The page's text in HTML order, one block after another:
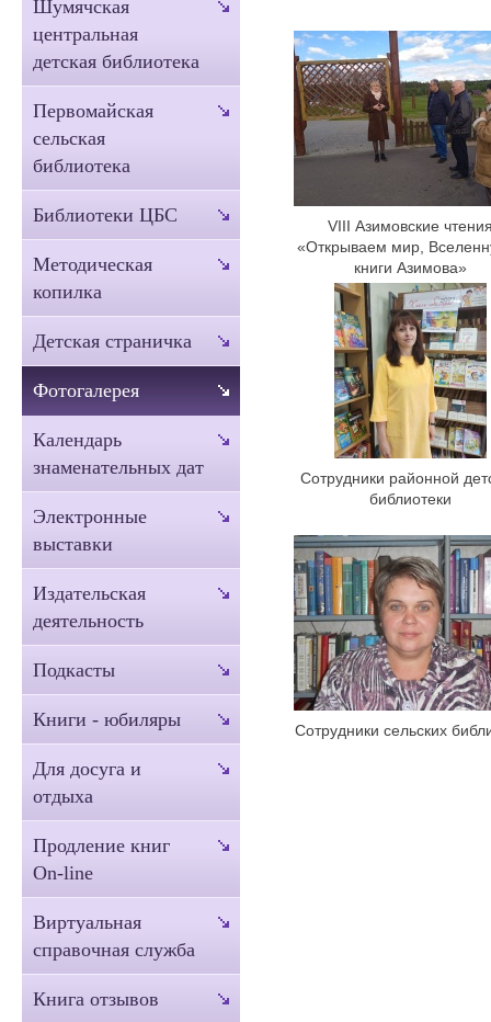
VIII Азимовские
«Открываем мир,
книги Азимова»
Сотрудники районной
библиотеки
Сотрудники сельских
Шумячская
центральная
детская библиотека
Первомайская
сельская
библиотека
Библиотеки ЦБС
Методическая
копилка
Детская страничка
Фотогалерея
Календарь
знаменательных дат
Электронные
выставки
Издательская
деятельность
Подкасты
Книги - юбиляры
Для досуга и
отдыха
Продление книг
On-line
Виртуальная
справочная служба
Книга отзывов